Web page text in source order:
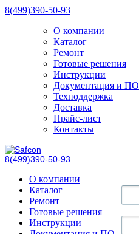
8(499)390-50-93
О компании
Каталог
Ремонт
Готовые решения
Инструкции
Документация и ПО
Техподдержка
Доставка
Прайс-лист
Контакты
8(499)390-50-93
О компании
Каталог
Ремонт
Готовые решения
Инструкции